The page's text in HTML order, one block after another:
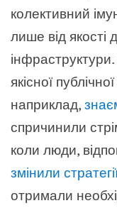
колективний
лише від якості
якісної
наприклад,
спричинили
коли люди,
змінили
отримали